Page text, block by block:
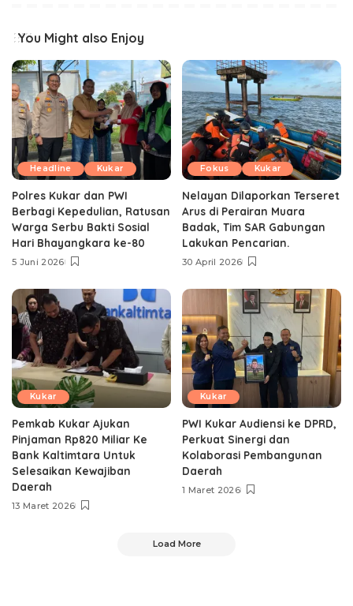
You Might also Enjoy
Headline Kukar
Polres Kukar dan PWI
Berbagi Kepedulian, Ratusan
Warga Serbu Bakti Sosial
Hari Bhayangkara ke-80
5 Juni 2026
Fokus Kukar
Nelayan Dilaporkan Terseret
Arus di Perairan Muara
Badak, Tim SAR Gabungan
Lakukan Pencarian.
30 April 2026
Kukar
Pemkab Kukar Ajukan
Pinjaman Rp820 Miliar Ke
Bank Kaltimtara Untuk
Selesaikan Kewajiban
Daerah
13 Maret 2026
Kukar
PWI Kukar Audiensi ke DPRD,
Perkuat Sinergi dan
Kolaborasi Pembangunan
Daerah
1 Maret 2026
Load More